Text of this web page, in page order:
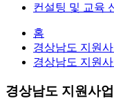
컨설팅 및 교육
홈
경상남도 지원
경상남도 지원
경상남도 지원사업